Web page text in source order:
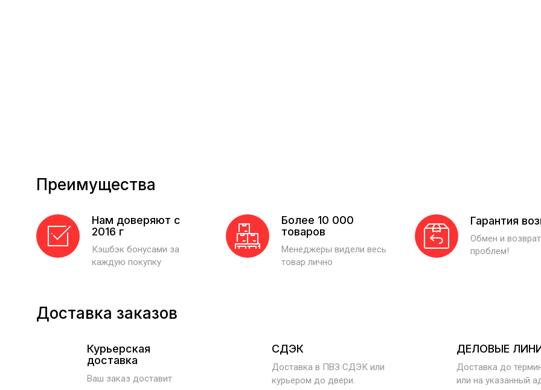
Преимущества
Нам доверяют с
2016 г
Кэшбэк бонусами за
каждую покупку
Более 10 000
товаров
Менеджеры видели весь
товар лично
Гарантия
Обмен и
проблем!
Доставка заказов
Курьерская
доставка
Ваш заказ доставит
СДЭК
Доставка в ПВЗ СДЭК или
курьером до двери.
ДЕЛОВЫЕ
Доставка до
или на указанный